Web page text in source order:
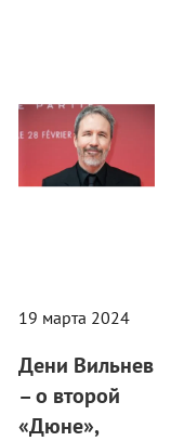
19 марта 2024
Дени Вильнев
– о второй
«Дюне»,